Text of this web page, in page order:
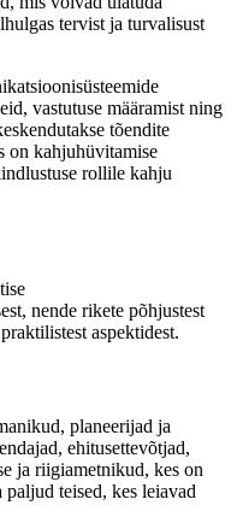
tervist ja turvalisust
vastutuse määramist ning
tõendite
on kahjuhüvitamise
rollile kahju
nende rikete põhjustest
aspektidest.
planeerijad ja
ehitusettevõtjad,
ja riigiametnikud, kes on
teised, kes leiavad